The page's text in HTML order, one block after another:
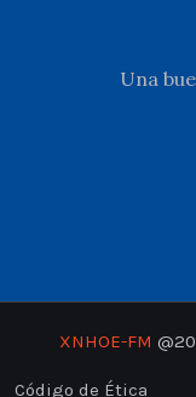
Una
XNHOE-FM
Código de Ética